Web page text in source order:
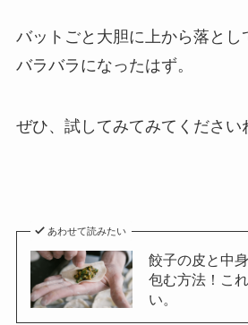
バットごと大胆に上から落とし
バラバラになったはず。
ぜひ、試してみてみてください
あわせて読みたい
餃子の皮と中
包む方法！こ
い。